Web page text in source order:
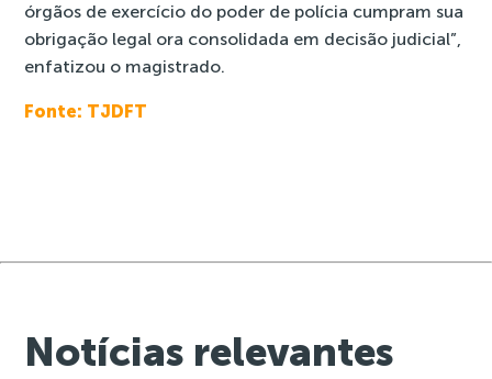
órgãos de exercício do poder de polícia cumpram sua
obrigação legal ora consolidada em decisão judicial”,
enfatizou o magistrado.
Fonte: TJDFT
Notícias relevantes